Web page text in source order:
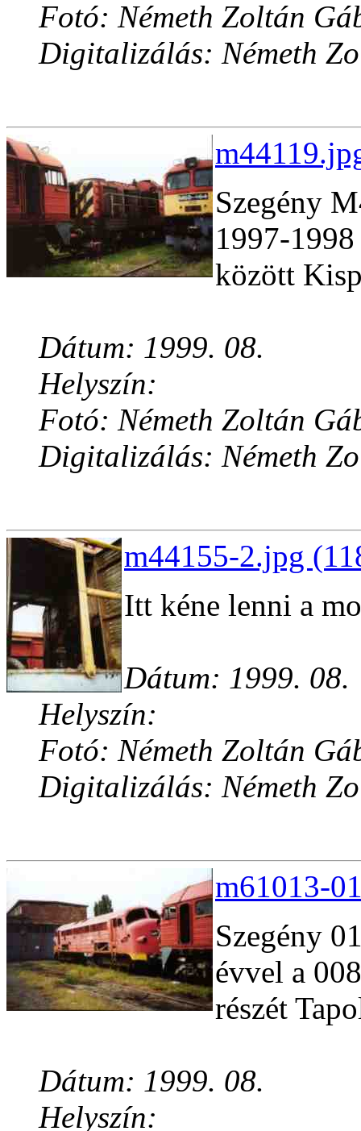
Fotó: Németh Zoltán
Digitalizálás: Németh
Szegény
1997-
között
Dátum: 1999. 08.
Helyszín:
Fotó: Németh Zoltán
Digitalizálás: Németh
m44155-2.jpg
Itt kéne lenni a
Dátum: 1999. 08.
Helyszín:
Fotó: Németh Zoltán
Digitalizálás: Németh
m61013-
Szegény
évvel a
részét
Dátum: 1999. 08.
Helyszín: